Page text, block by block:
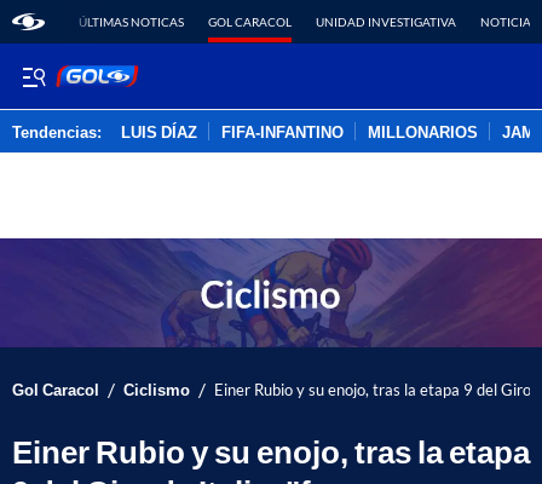
ÚLTIMAS NOTICAS GOL CARACOL UNIDAD INVESTIGATIVA NOTICIAS
Tendencias: LUIS DÍAZ FIFA-INFANTINO MILLONARIOS
Gol Caracol / Ciclismo / Einer Rubio y su enojo, tras la etapa 9 del Giro
Einer Rubio y su enojo, tras la etapa